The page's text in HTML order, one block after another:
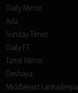
Daily Mirror
Ada
Sunday Times
Daily FT
Tamil Mirror
Deshaya
Middleeast Lankadeepa